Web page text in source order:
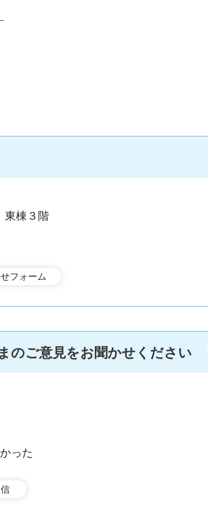
東棟３階
のご意見をお聞かせください
った
手続きナビ